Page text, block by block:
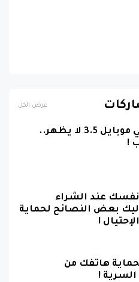
عرض الكل
تحديث ببجي موبايل 3.5 لا يظهر..
!
عند الشراء
إليك بعض النصائح لحماية
!
هاتفك من
السرية !